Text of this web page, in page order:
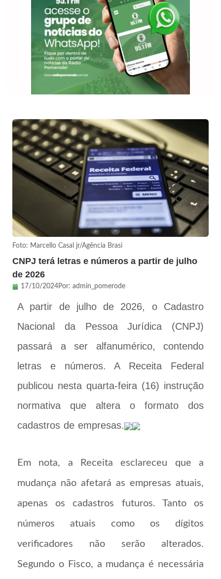
Foto: Marcello Casal jr/Agência Brasi
CNPJ terá letras e números a partir de julho
de 2026
17/10/2024Por: admin_pomerode
A partir de julho de 2026, o Cadastro
Nacional da Pessoa Jurídica (CNPJ)
passará a ser alfanumérico, contendo
letras e números. A Receita Federal
publicou nesta quarta-feira (16) instrução
normativa que altera o formato dos
cadastros de empresas.
Em nota, a Receita esclareceu que a
mudança não afetará as empresas atuais,
apenas os cadastros futuros. Tanto os
números atuais como os dígitos
verificadores não serão alterados.
Segundo o Fisco, a mudança é necessária